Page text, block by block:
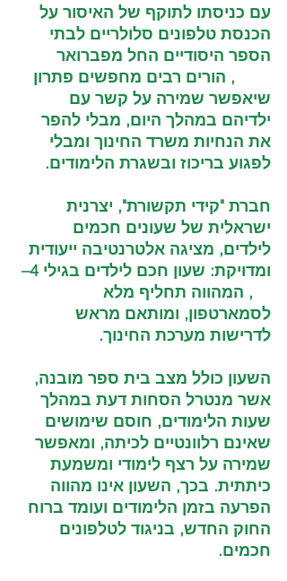
עם כניסתו לתוקף של האיסור על
הכנסת טלפונים סלולריים לבתי
הספר היסודיים החל מפברואר
2026, הורים רבים מחפשים פתרון
שיאפשר שמירה על קשר עם
ילדיהם במהלך היום, מבלי להפר
את הנחיות משרד החינוך ומבלי
לפגוע בריכוז ובשגרת הלימודים.
חברת "קידי תקשורת", יצרנית
ישראלית של שעונים חכמים
לילדים, מציגה אלטרנטיבה ייעודית
ומדויקת: שעון חכם לילדים בגילי 4–
11, המהווה תחליף מלא
לסמארטפון, ומותאם מראש
לדרישות מערכת החינוך.
השעון כולל מצב בית ספר מובנה,
אשר מנטרל הסחות דעת במהלך
שעות הלימודים, חוסם שימושים
שאינם רלוונטיים לכיתה, ומאפשר
שמירה על רצף לימודי ומשמעת
כיתתית. בכך, השעון אינו מהווה
הפרעה בזמן הלימודים ועומד ברוח
החוק החדש, בניגוד לטלפונים
חכמים.